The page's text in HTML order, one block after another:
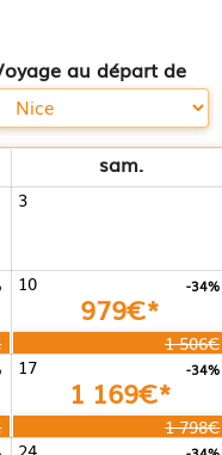
au départ de
sam.
3
10 -34%
979€*
1 506€
17 -34%
1 169€*
1 798€
24